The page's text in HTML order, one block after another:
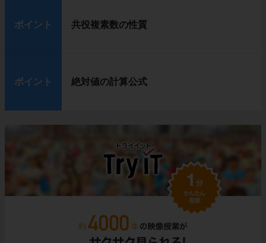
ポイント 共役複素数の性質
ポイント 絶対値の計算公式